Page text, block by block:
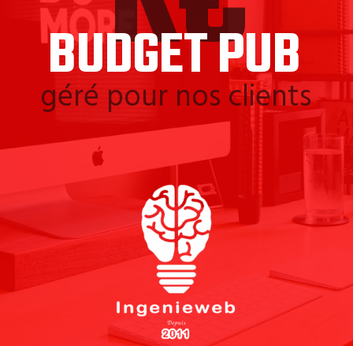
BUDGET PUB
géré pour nos clients